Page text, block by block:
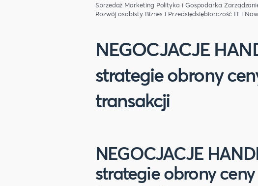
Sprzedaż Marketing Polityka i Gospodarka
Rozwój osobisty Biznes i Przedsiędsiębiorczość IT i
NEGOCJACJE
strategie obrony
transakcji
NEGOCJACJE
strategie obrony